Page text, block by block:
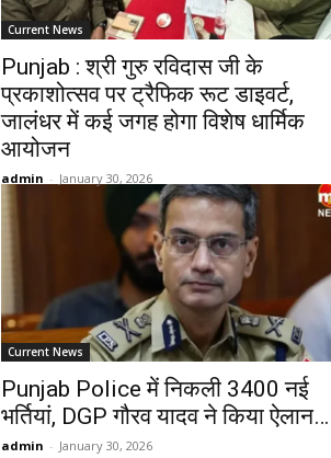
Current News
Punjab : श्री गुरु रविदास जी के
प्रकाशोत्सव पर ट्रैफिक रूट डाइवर्ट,
जालंधर में कई जगह होगा विशेष धार्मिक
आयोजन
admin - January 30, 2026
Current News
Punjab Police में निकली 3400 नई
भर्तियां, DGP गौरव यादव ने किया ऐलान…
admin - January 30, 2026